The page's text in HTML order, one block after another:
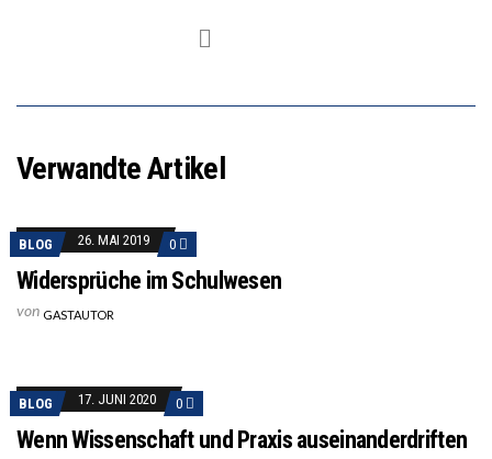
Verwandte Artikel
BLOG 26. MAI 2019 0
Widersprüche im Schulwesen
von GASTAUTOR
BLOG 17. JUNI 2020 0
Wenn Wissenschaft und Praxis auseinanderdriften